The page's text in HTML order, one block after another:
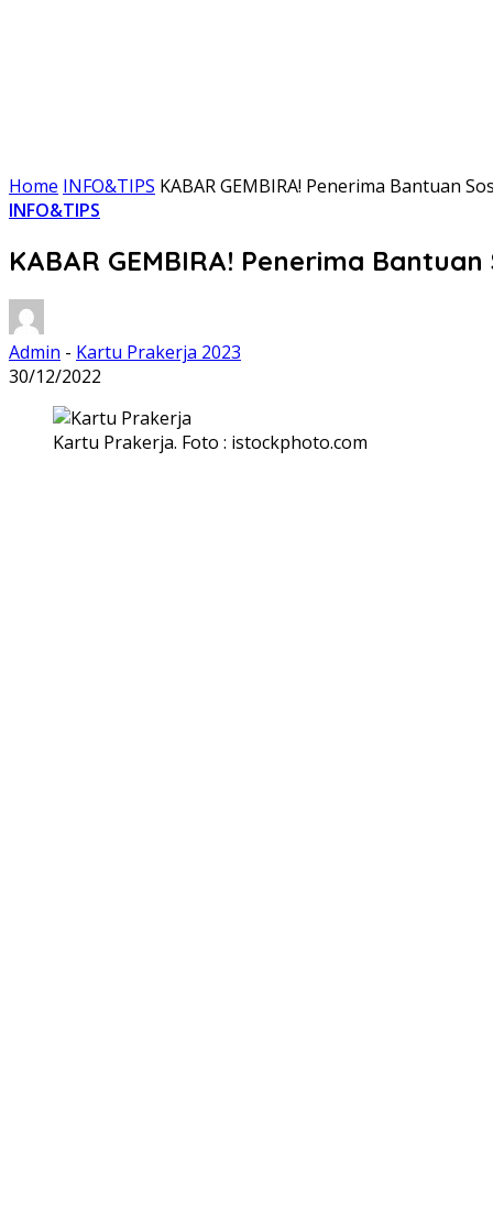
Home INFO&TIPS KABAR GEMBIRA! Penerima Bantuan
INFO&TIPS
KABAR GEMBIRA! Penerima
Admin - Kartu Prakerja 2023
30/12/2022
Kartu Prakerja. Foto : istockphoto.com